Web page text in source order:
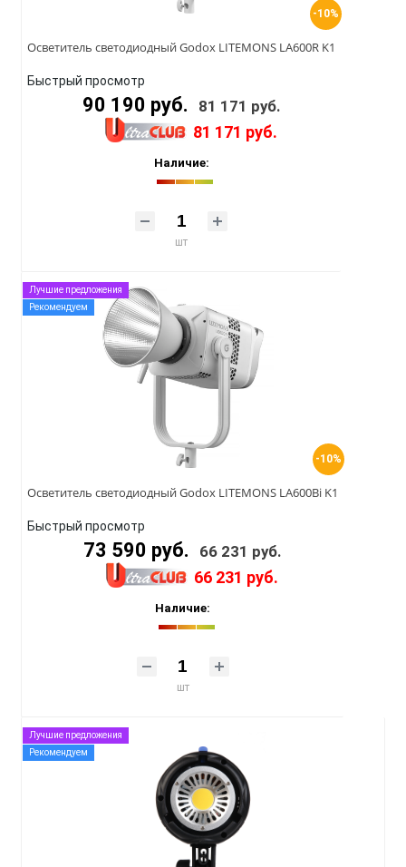
-10%
Осветитель светодиодный Godox LITEMONS LA600R K1
Быстрый просмотр
90 190 руб. 81 171 руб.
81 171 руб.
Наличие:
шт
-10%
Лучшие предложения
Рекомендуем
Осветитель светодиодный Godox LITEMONS LA600Bi K1
Быстрый просмотр
73 590 руб. 66 231 руб.
66 231 руб.
Наличие:
шт
Лучшие предложения
Рекомендуем